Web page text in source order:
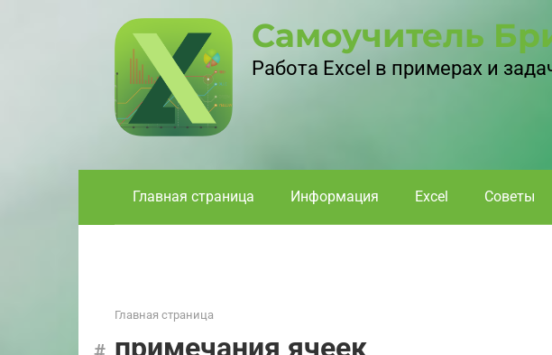
Самоучитель
Работа Excel в примерах и
Главная страница Информация Excel Советы
Главная страница
примечания ячеек